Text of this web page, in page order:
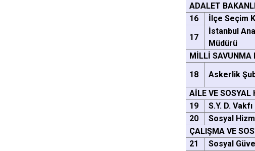
ADALET
16
İlçe Seçim
17
İstanbul
Müdürü
MİLLİ SAVUNMA
18
Askerlik
AİLE VE SOSYAL
19
S.Y. D.
20
Sosyal
ÇALIŞMA VE
21
Sosyal